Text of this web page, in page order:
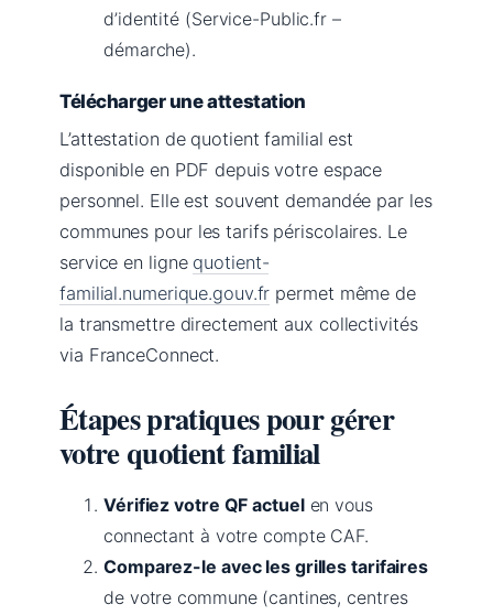
d’identité (Service-Public.fr –
démarche).
Télécharger une attestation
L’attestation de quotient familial est
disponible en PDF depuis votre espace
personnel. Elle est souvent demandée par les
communes pour les tarifs périscolaires. Le
service en ligne quotient-
familial.numerique.gouv.fr permet même de
la transmettre directement aux collectivités
via FranceConnect.
Étapes pratiques pour gérer
votre quotient familial
Vérifiez votre QF actuelen vous
connectant à votre compte CAF.
Comparez-le avec les grilles tarifaires
de votre commune (cantines, centres